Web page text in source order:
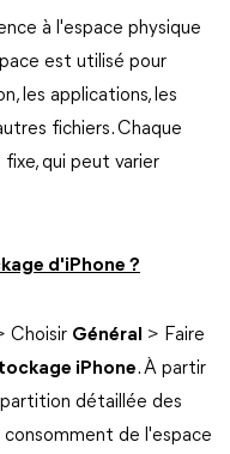
à l'espace physique
est utilisé pour
les applications, les
fichiers. Chaque
qui peut varier
d'iPhone ?
Choisir Général
> Faire
iPhone. À partir
détaillée des
de l'espace